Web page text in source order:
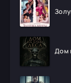
Дом